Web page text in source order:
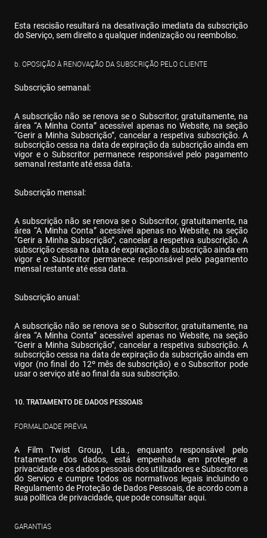
Esta rescisão resultará na desativação imediata da subscrição
do Serviço, sem direito a qualquer indenização ou reembolso.
b. OPOSIÇÃO À RENOVAÇÃO DA SUBSCRIÇÃO PELO CLIENTE
Subscrição semanal:
A subscrição não se renova se o Subscritor, gratuitamente, na
área “A Minha Conta” acessível apenas no Website, na seção
“Gerir a Minha Subscrição”, cancelar a respetiva subscrição. A
subscrição cessa na data de expiração da subscrição ainda em
vigor e o Subscritor permanece responsável pelo pagamento
semanal restante até essa data.
Subscrição mensal:
A subscrição não se renova se o Subscritor, gratuitamente, na
área “A Minha Conta” acessível apenas no Website, na seção
“Gerir a Minha Subscrição”, cancelar a respetiva subscrição. A
subscrição cessa na data de expiração da subscrição ainda em
vigor e o Subscritor permanece responsável pelo pagamento
mensal restante até essa data.
Subscrição anual:
A subscrição não se renova se o Subscritor, gratuitamente, na
área “A Minha Conta” acessível apenas no Website, na seção
“Gerir a Minha Subscrição”, cancelar a respetiva subscrição. A
subscrição cessa na data de expiração da subscrição ainda em
vigor (no final do 12º mês de subscrição) e o Subscritor pode
usar o serviço até ao final da sua subscrição.
10. TRATAMENTO DE DADOS PESSOAIS
FORMALIDADE PRÉVIA
A Film Twist Group, Lda., enquanto responsável pelo
tratamento dos dados, está empenhada em proteger a
privacidade e os dados pessoais dos utilizadores e Subscritores
do Serviço e cumpre todos os normativos legais incluindo o
Regulamento de Proteção de Dados Pessoais, de acordo com a
sua política de privacidade, que pode consultar aqui.
GARANTIAS